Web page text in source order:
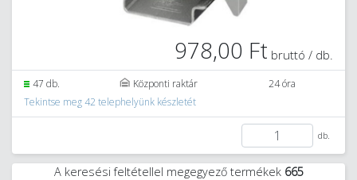
978,00 Ft bruttó / db.
47 db. Központi raktár
24 óra
Tekintse meg 42 telephelyünk készletét
db.
A keresési feltétellel megegyező termékek 665